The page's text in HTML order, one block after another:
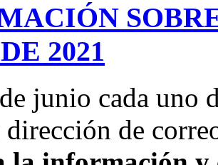
2021
junio cada uno
de